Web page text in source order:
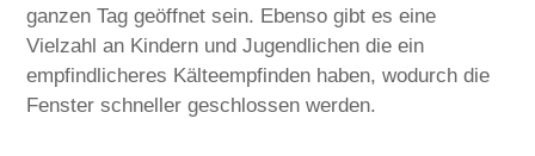
ganzen Tag geöffnet sein. Ebenso gibt es eine
Vielzahl an Kindern und Jugendlichen die ein
empfindlicheres Kälteempfinden haben, wodurch die
Fenster schneller geschlossen werden.